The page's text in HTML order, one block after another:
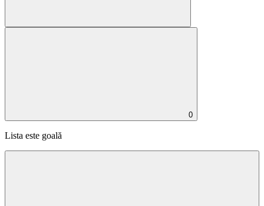
0
Lista este goală